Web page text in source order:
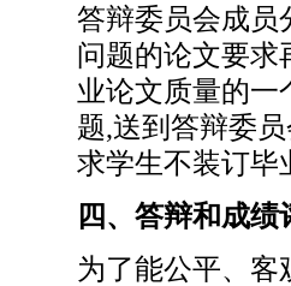
答辩委员会成员
问题的论文要求
业论文质量的一
题,送到答辩委
求学生不装订毕
四、答辩和成绩
为了能公平、客